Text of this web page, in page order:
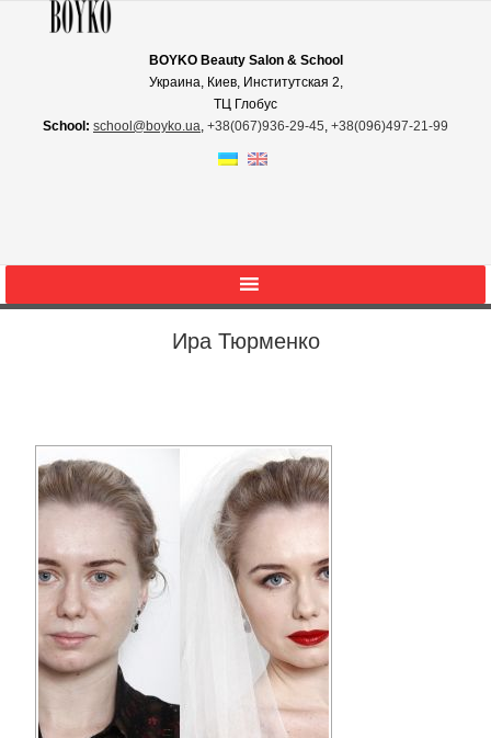
BOYKO Beauty Salon & School
Украина, Киев, Институтская 2,
ТЦ Глобус
School: school@boyko.ua, +38(067)936‑29‑45, +38(096)497‑21‑99
Ира Тюрменко